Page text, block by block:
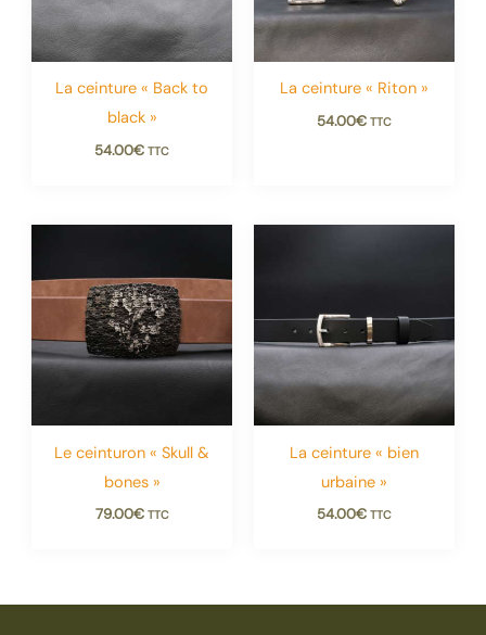
La ceinture « Back to
black »
54.00€ TTC
La ceinture « Riton »
54.00€ TTC
Le ceinturon « Skull &
bones »
79.00€ TTC
La ceinture « bien
urbaine »
54.00€ TTC